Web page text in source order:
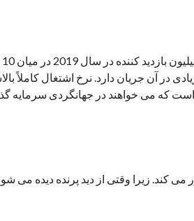
آن جریان دارد. نرخ اشتغال کاملاً
که می خواهند در جهانگردی سرمایه
کند. زیرا وقتی از دید پرنده دیده می شود